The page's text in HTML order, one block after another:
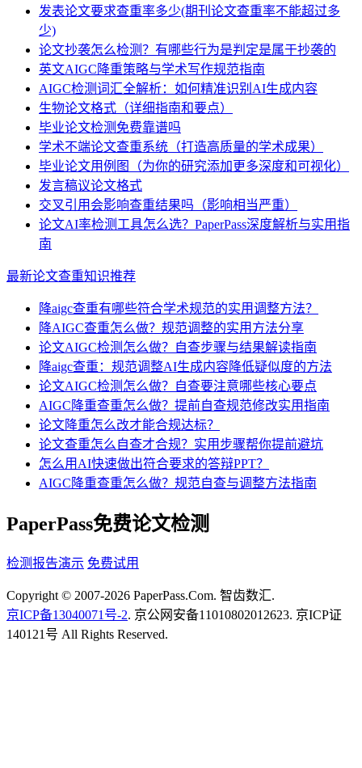
发表论文要求查重率多少(期刊论文查重率不能超过多
少)
论文抄袭怎么检测？有哪些行为是判定是属于抄袭的
英文AIGC降重策略与学术写作规范指南
AIGC检测词汇全解析：如何精准识别AI生成内容
生物论文格式（详细指南和要点）
毕业论文检测免费靠谱吗
学术不端论文查重系统（打造高质量的学术成果）
毕业论文用例图（为你的研究添加更多深度和可视化）
发言稿议论文格式
交叉引用会影响查重结果吗（影响相当严重）
论文AI率检测工具怎么选？PaperPass深度解析与实用指
南
最新论文查重知识推荐
降aigc查重有哪些符合学术规范的实用调整方法？
降AIGC查重怎么做？规范调整的实用方法分享
论文AIGC检测怎么做？自查步骤与结果解读指南
降aigc查重：规范调整AI生成内容降低疑似度的方法
论文AIGC检测怎么做？自查要注意哪些核心要点
AIGC降重查重怎么做？提前自查规范修改实用指南
论文降重怎么改才能合规达标？
论文查重怎么自查才合规？实用步骤帮你提前避坑
怎么用AI快速做出符合要求的答辩PPT？
AIGC降重查重怎么做？规范自查与调整方法指南
PaperPass免费论文检测
检测报告演示 免费试用
Copyright © 2007-2026 PaperPass.Com. 智齿数汇.
京ICP备13040071号-2. 京公网安备11010802012623. 京ICP证
140121号 All Rights Reserved.